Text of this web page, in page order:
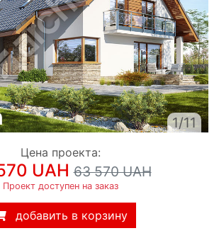
1/11
Цена проекта:
UAH63 570 UAH
Проект доступен на заказ
добавить в корзину